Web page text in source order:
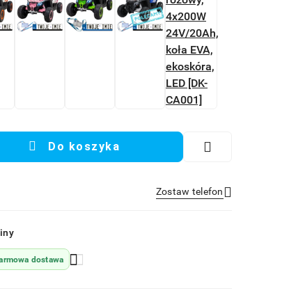
Do koszyka
Zostaw telefon
dostawa